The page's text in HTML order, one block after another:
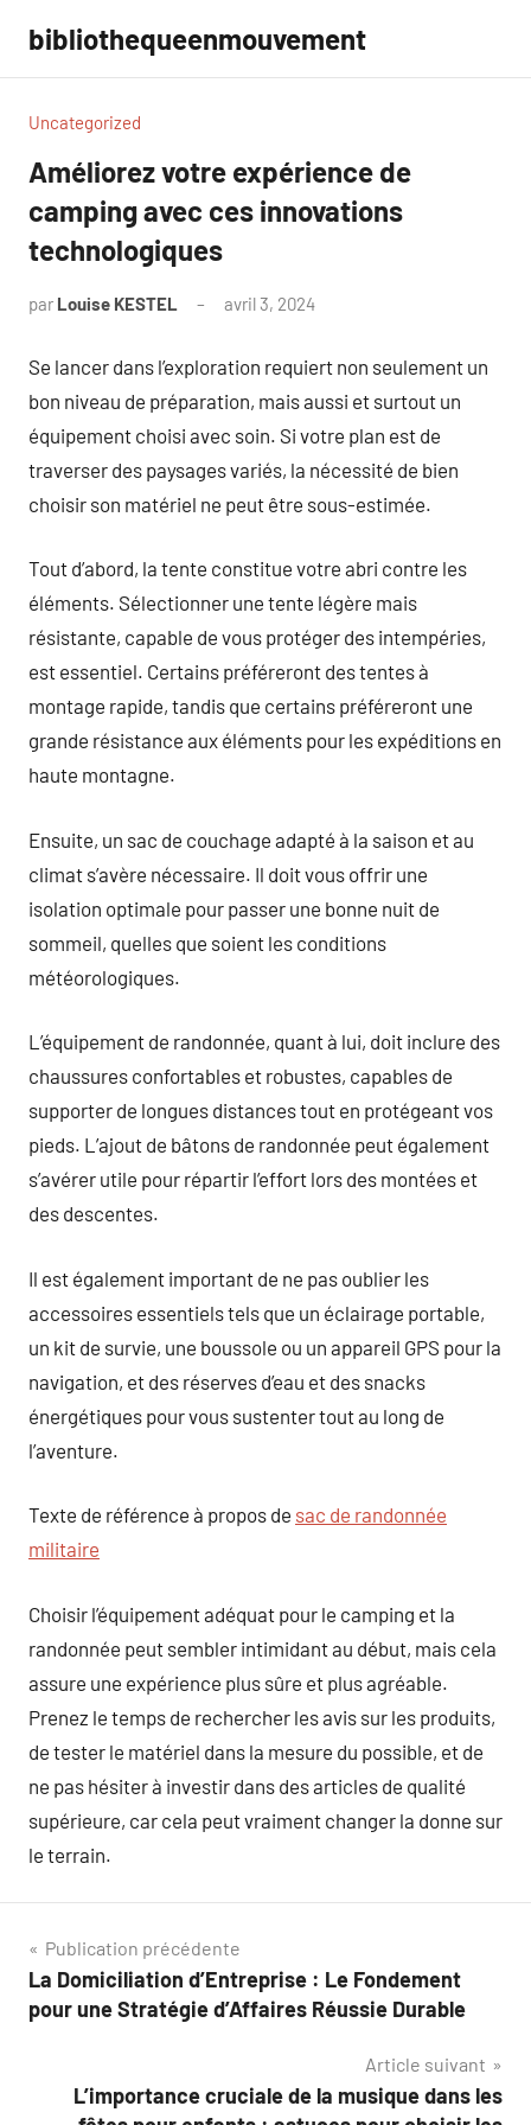
contenu
bibliothequeenmouvement
Uncategorized
Améliorez votre expérience de
camping avec ces innovations
technologiques
par Louise KESTEL avril 3, 2024
Se lancer dans l’exploration requiert non seulement un
bon niveau de préparation, mais aussi et surtout un
équipement choisi avec soin. Si votre plan est de
traverser des paysages variés, la nécessité de bien
choisir son matériel ne peut être sous-estimée.
Tout d’abord, la tente constitue votre abri contre les
éléments. Sélectionner une tente légère mais
résistante, capable de vous protéger des intempéries,
est essentiel. Certains préféreront des tentes à
montage rapide, tandis que certains préféreront une
grande résistance aux éléments pour les expéditions en
haute montagne.
Ensuite, un sac de couchage adapté à la saison et au
climat s’avère nécessaire. Il doit vous offrir une
isolation optimale pour passer une bonne nuit de
sommeil, quelles que soient les conditions
météorologiques.
L’équipement de randonnée, quant à lui, doit inclure des
chaussures confortables et robustes, capables de
supporter de longues distances tout en protégeant vos
pieds. L’ajout de bâtons de randonnée peut également
s’avérer utile pour répartir l’effort lors des montées et
des descentes.
Il est également important de ne pas oublier les
accessoires essentiels tels que un éclairage portable,
un kit de survie, une boussole ou un appareil GPS pour la
navigation, et des réserves d’eau et des snacks
énergétiques pour vous sustenter tout au long de
l’aventure.
Texte de référence à propos de sac de randonnée
militaire
Choisir l’équipement adéquat pour le camping et la
randonnée peut sembler intimidant au début, mais cela
assure une expérience plus sûre et plus agréable.
Prenez le temps de rechercher les avis sur les produits,
de tester le matériel dans la mesure du possible, et de
ne pas hésiter à investir dans des articles de qualité
supérieure, car cela peut vraiment changer la donne sur
le terrain.
Navigation
de
Publication précédente
La Domiciliation d’Entreprise : Le Fondement
pour une Stratégie d’Affaires Réussie Durable
Article suivant
L’importance cruciale de la musique dans les